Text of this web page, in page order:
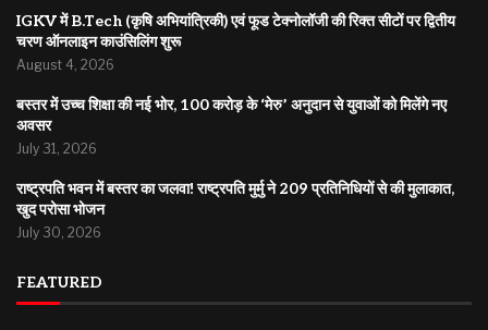
IGKV में B.Tech (कृषि अभियांत्रिकी) एवं फूड टेक्नोलॉजी की रिक्त सीटों पर द्वितीय
चरण ऑनलाइन काउंसिलिंग शुरू
August 4, 2026
बस्तर में उच्च शिक्षा की नई भोर, 100 करोड़ के ‘मेरु’ अनुदान से युवाओं को मिलेंगे नए
अवसर
July 31, 2026
राष्ट्रपति भवन में बस्तर का जलवा! राष्ट्रपति मुर्मु ने 209 प्रतिनिधियों से की मुलाकात,
खुद परोसा भोजन
July 30, 2026
FEATURED